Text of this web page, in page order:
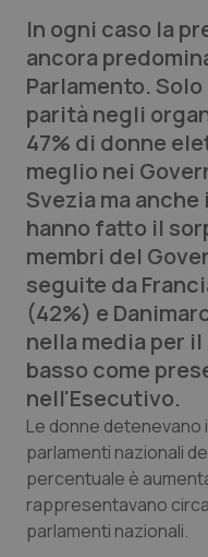
QS Pro
Professionisti
Abruzzo
Basilicata
Calabria
Campania
Emilia-Romagna
Friuli Venezia
Lazio
QS Pro Gold
Artrite & artrosi
Asma & BPCO
Car-T
Colesterolo &
Dermatite
Diabete &
QS Club
In ogni caso la
ancora
Parlamento.
parità negli
47% di donne
meglio nei
Svezia ma
hanno fatto il
membri del
seguite da
(42%) e
nella media per
basso come
nell'Esecutivo.
Le donne detenevano
parlamenti nazionali
percentuale è
rappresentavano
parlamenti nazionali.